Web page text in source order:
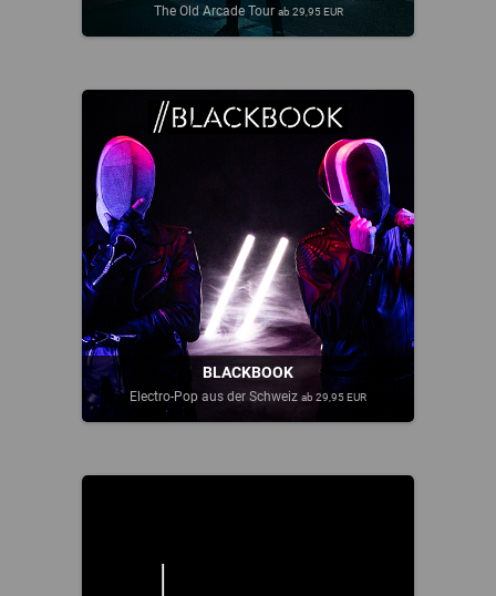
The Old Arcade Tour ab 29,95 EUR
BLACKBOOK
Electro-Pop aus der Schweiz ab 29,95 EUR